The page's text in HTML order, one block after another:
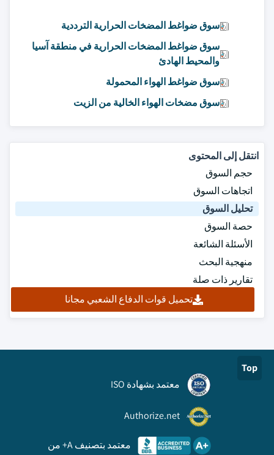
سوق ضواغط المضخات الحرارية الترددية
سوق ضواغط المضخات الحرارية في منطقة آسيا
والمحيط الهادئ
سوق ضواغط الهواء المحمولة
سوق مضخات الهواء الخالية من الزيت
انتقل إلى المحتوى
حجم السوق
اتجاهات السوق
تحليل السوق
حصة السوق
الأسئلة الشائعة
منهجية البحث
تقارير ذات صلة
تحميل قوات الدفاع الشعبي مجانا
Top
معتمد بشهادة ISO
Authorize.net
معتمد بتصنيف A+ من